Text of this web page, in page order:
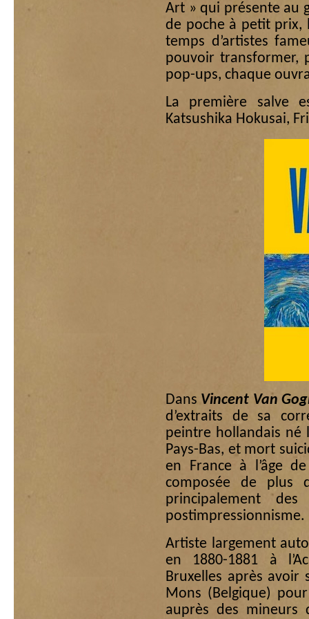
Art » qui présente au
de poche à petit prix,
temps d’artistes
pouvoir transformer,
pop-ups, chaque
La première salve
Katsushika Hokusai,
Dans Vincent Van
d’extraits de sa
peintre hollandais né
Pays-Bas, et mort
en France à l’âge
composée de plus
principalement
postimpressionnisme.
Artiste largement
en 1880-1881 à
Bruxelles après avoir
Mons (Belgique)
auprès des mineurs